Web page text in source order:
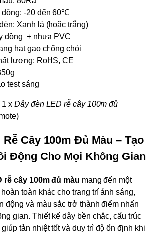
động: -20 đến 60℃
Xanh lá (hoặc trắng)
đồng + nhựa PVC
hạt gạo chống chói
lượng: RoHS, CE
test sáng
1 x Dây đèn LED rễ cây 100m đủ
Cây 100m Đủ Màu – Tạo
Động Cho Mọi Không Gian
rễ cây 100m đủ màu mang đến một
toàn khác cho trang trí ánh sáng,
động và màu sắc trở thành điểm nhấn
gian. Thiết kế dây bền chắc, cấu trúc
giúp tản nhiệt tốt và duy trì độ ổn định khi